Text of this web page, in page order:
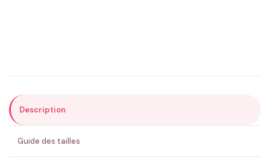
ENVOYER MA DEMANDE ✨
💚 Retour sous 24-48h🇫🇷 Flocage en France✅ Validation avant fabrication
Description
Guide des tailles